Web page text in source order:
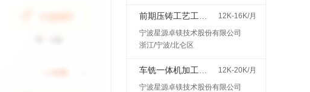
12K-16K/月
宁波星源卓镁技术股份有限公司
浙江/宁波/北仑区
12K-20K/月
宁波星源卓镁技术股份有限公司